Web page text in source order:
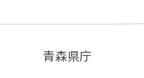
青森県庁